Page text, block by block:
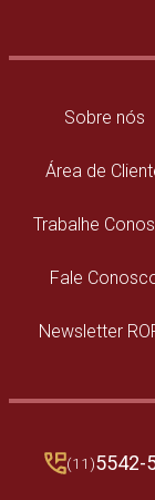
Sobre nós
Área de
Trabalhe
Fale
Newsletter
(11)5542-